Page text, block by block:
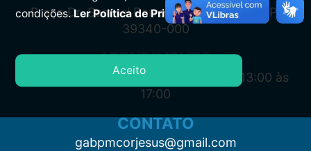
Praça Dr. Samuel Barreto, s/n, Centro CEP:
39340-000
ATENDIMENTO
Segunda à Sexta: 7:00 às 11:00 e das 13:00 às
17:00
CONTATO
gabpmcorjesus@gmail.com
condições.Ler Política de Privacidade.
Aceito